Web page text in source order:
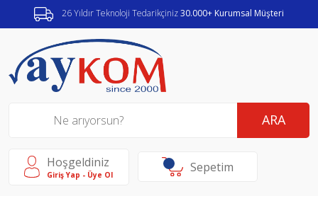
26 Yıldır Teknoloji Tedarikçiniz30.000+ Kurumsal Müşteri
ARA
Hoşgeldiniz
Giriş Yap - Üye Ol Sepetim